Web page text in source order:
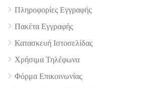
4.9
Πληροφορίες Εγγραφής
Πακέτα Εγγραφής
Κατασκευή Ιστοσελίδας
Χρήσιμα Τηλέφωνα
Φόρμα Επικοινωνίας